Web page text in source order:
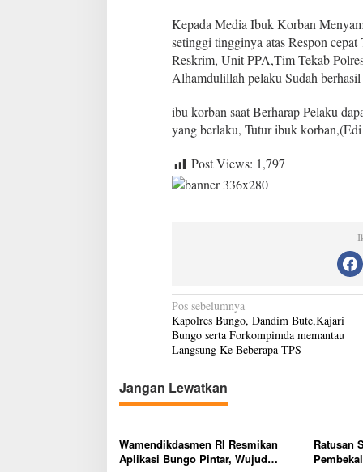
Kepada Media Ibuk Korban
setinggi tingginya atas Respon
Reskrim, Unit PPA,Tim Tekab
Alhamdulillah pelaku Sudah
ibu korban saat Berharap Pelaku
yang berlaku, Tutur ibuk
Post Views: 1,797
N
a
v
i
g
s
Pos sebelumnya
Kapolres Bungo, Dandim Bute,Kajari
Bungo serta Forkompimda memantau
Langsung Ke Beberapa TPS
Jangan Lewatkan
Wamendikdasmen RI Resmikan
Aplikasi Bungo Pintar, Wujud
Ratusan